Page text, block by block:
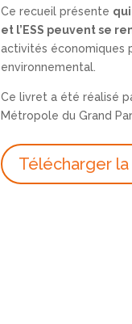
Ce recueil présente
et l’ESS peuvent se
activités économiques
environnemental.
Ce livret a été réalisé
Métropole du Grand
Télécharger